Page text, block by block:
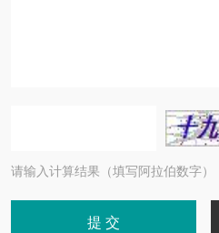
请输入计算结果（填写阿拉伯数字）